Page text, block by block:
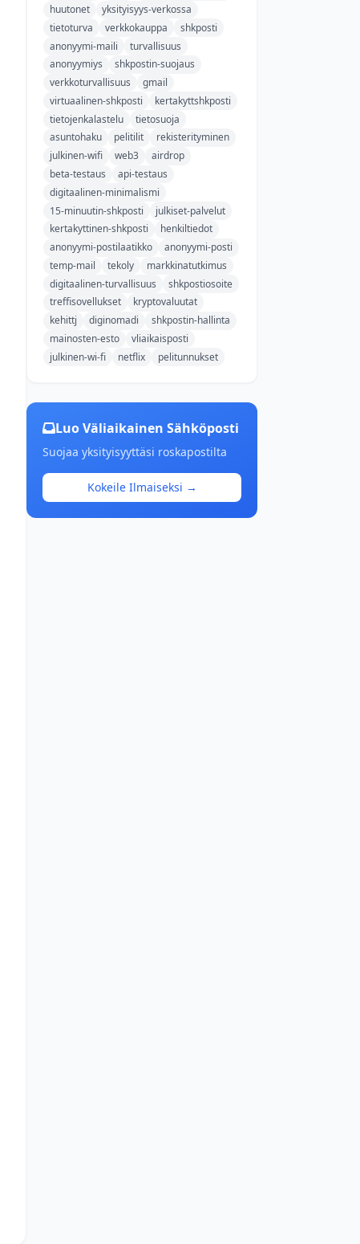
huutonet
yksityisyys-verkossa
tietoturva
verkkokauppa
shkposti
anonyymi-maili
turvallisuus
anonyymiys
shkpostin-suojaus
verkkoturvallisuus
gmail
virtuaalinen-shkposti
kertakyttshkposti
tietojenkalastelu
tietosuoja
asuntohaku
pelitilit
rekisterityminen
julkinen-wifi
web3
airdrop
beta-testaus
api-testaus
digitaalinen-minimalismi
15-minuutin-shkposti
julkiset-palvelut
kertakyttinen-shkposti
henkiltiedot
anonyymi-postilaatikko
anonyymi-posti
temp-mail
tekoly
markkinatutkimus
digitaalinen-turvallisuus
shkpostiosoite
treffisovellukset
kryptovaluutat
kehittj
diginomadi
shkpostin-hallinta
mainosten-esto
vliaikaisposti
julkinen-wi-fi
netflix pelitunnukset
Luo Väliaikainen Sähköposti
Suojaa yksityisyyttäsi roskapostilta
Kokeile Ilmaiseksi →